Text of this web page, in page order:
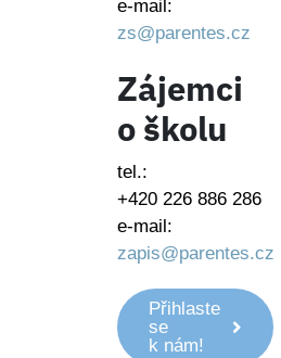
e-mail:
zs@parentes.cz
Zájemci
o školu
tel.:
+420 226 886 286
e-mail:
zapis@parentes.cz
Přihlaste
se
k nám!